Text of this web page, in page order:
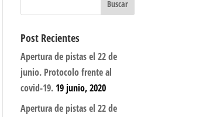
Post Recientes
Apertura de pistas el 22 de
junio. Protocolo frente al
covid-19. 19 junio, 2020
Apertura de pistas el 22 de